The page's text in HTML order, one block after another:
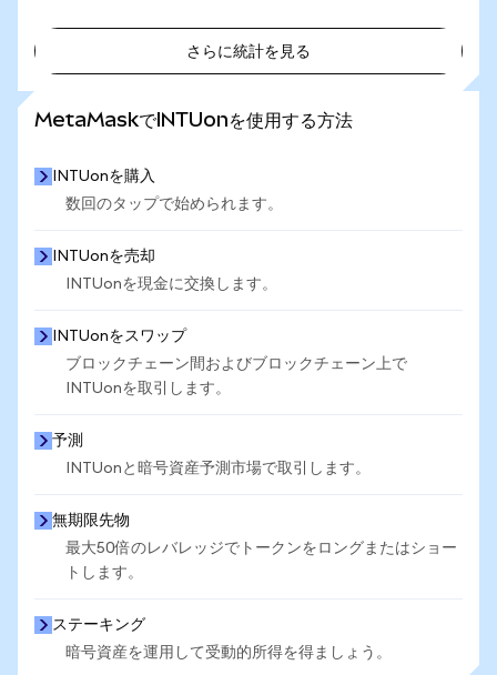
さらに統計を見る
MetaMaskでINTUonを使用する方法
INTUonを購入
数回のタップで始められます。
INTUonを売却
INTUonを現金に交換します。
INTUonをスワップ
ブロックチェーン間およびブロックチェーン上で
INTUonを取引します。
予測
INTUonと暗号資産予測市場で取引します。
無期限先物
最大50倍のレバレッジでトークンをロングまたはショー
トします。
ステーキング
暗号資産を運用して受動的所得を得ましょう。